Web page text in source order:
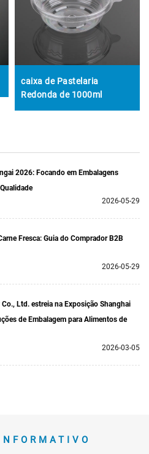
caixa de Pastelaria
Redonda de 1000ml
2026: Focando em Embalagens
2026-05-29
Fresca: Guia do Comprador B2B
2026-05-29
Ltd. estreia na Exposição Shanghai
de Embalagem para Alimentos de
2026-03-05